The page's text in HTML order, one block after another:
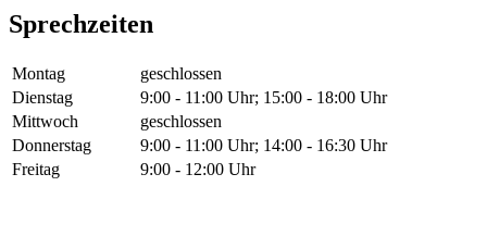
Sprechzeiten
Montag
geschlossen
Dienstag
9:00 - 11:00 Uhr; 15:00 - 18:00 Uhr
Mittwoch
geschlossen
Donnerstag
9:00 - 11:00 Uhr; 14:00 - 16:30 Uhr
Freitag
9:00 - 12:00 Uhr